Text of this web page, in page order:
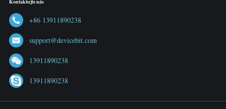
Kontaktujte nás
+86 13911890238
support@devicebit.com
13911890238
13911890238